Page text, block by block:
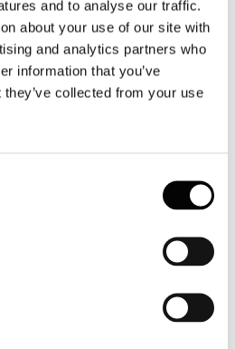
and to analyse our traffic.
about your use of our site with
and analytics partners who
information that you’ve
collected from your use
Roma, 16 giugno